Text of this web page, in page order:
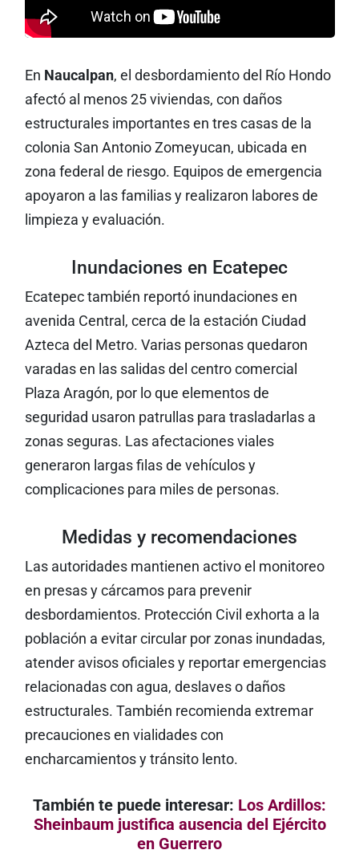
En Naucalpan, el desbordamiento del Río Hondo
afectó al menos 25 viviendas, con daños
estructurales importantes en tres casas de la
colonia San Antonio Zomeyucan, ubicada en
zona federal de riesgo. Equipos de emergencia
apoyaron a las familias y realizaron labores de
limpieza y evaluación.
Inundaciones en Ecatepec
Ecatepec también reportó inundaciones en
avenida Central, cerca de la estación Ciudad
Azteca del Metro. Varias personas quedaron
varadas en las salidas del centro comercial
Plaza Aragón, por lo que elementos de
seguridad usaron patrullas para trasladarlas a
zonas seguras. Las afectaciones viales
generaron largas filas de vehículos y
complicaciones para miles de personas.
Medidas y recomendaciones
Las autoridades mantienen activo el monitoreo
en presas y cárcamos para prevenir
desbordamientos. Protección Civil exhorta a la
población a evitar circular por zonas inundadas,
atender avisos oficiales y reportar emergencias
relacionadas con agua, deslaves o daños
estructurales. También recomienda extremar
precauciones en vialidades con
encharcamientos y tránsito lento.
También te puede interesar: Los Ardillos:
Sheinbaum justifica ausencia del Ejército
en Guerrero